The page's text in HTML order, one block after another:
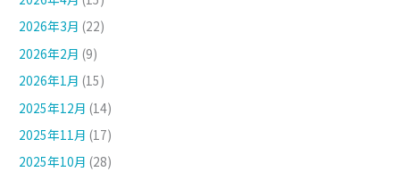
2026年3月 (22)
2026年2月 (9)
2026年1月 (15)
2025年12月 (14)
2025年11月 (17)
2025年10月 (28)